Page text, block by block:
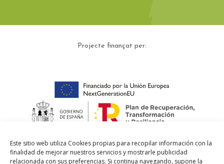
Este sitio web utiliza Cookies propias para recopilar información con la
finalidad de mejorar nuestros servicios y mostrarle publicidad
relacionada con sus preferencias. Si continua navegando, supone la
Projecte finançat per: